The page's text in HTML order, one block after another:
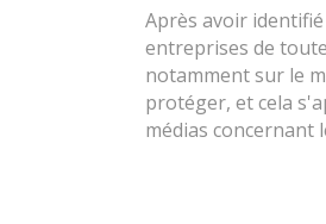
Après avoir
entreprises de
notamment sur le
protéger, et cela
médias concernant